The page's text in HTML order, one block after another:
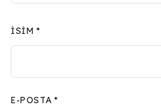
İSIM*
E-POSTA *